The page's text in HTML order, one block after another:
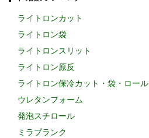
ライトロンカット
ライトロン袋
ライトロンスリット
ライトロン原反
ライトロン保冷カット・袋・ロール
ウレタンフォーム
発泡スチロール
ミラプランク